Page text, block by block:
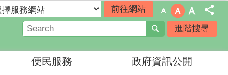
進階搜尋
便民服務
政府資訊公開